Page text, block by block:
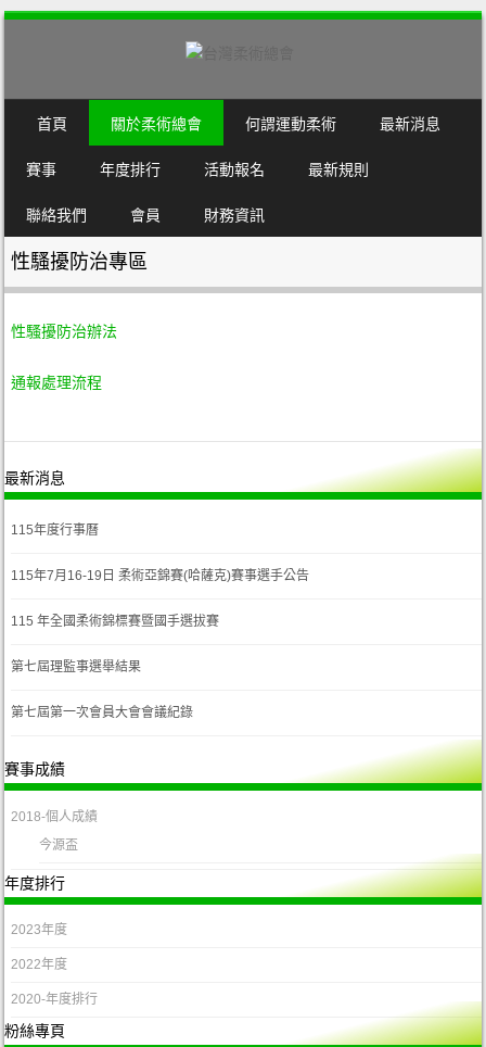
MENU
SKIP TO CONTENT
首頁 關於柔術總會 何謂運動柔術 最新消息
賽事 年度排行 活動報名 最新規則
聯絡我們 會員 財務資訊
性騷擾防治專區
性騷擾防治辦法
通報處理流程
最新消息
115年度行事曆
115年7月16-19日 柔術亞錦賽(哈薩克)賽事選手公告
115 年全國柔術錦標賽暨國手選拔賽
第七屆理監事選舉結果
第七屆第一次會員大會會議紀錄
賽事成績
2018-個人成績
今源盃
年度排行
2023年度
2022年度
2020-年度排行
粉絲專頁